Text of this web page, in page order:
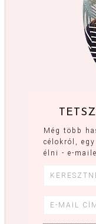
Még több
célokról,
élni - e-